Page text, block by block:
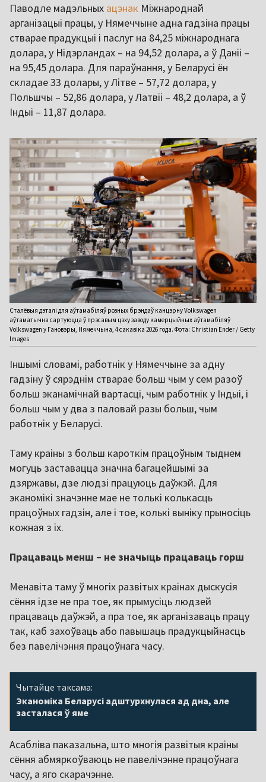
Паводле мадэльных ацэнак Міжнароднай
арганізацыі працы, у Нямеччыне адна гадзіна працы
стварае прадукцыі і паслуг на 84,25 міжнароднага
долара, у Нідэрландах – на 94,52 долара, а ў Даніі –
на 95,45 долара. Для параўнання, у Беларусі ён
складае 33 долары, у Літве – 57,72 долара, у
Польшчы – 52,86 долара, у Латвіі – 48,2 долара, а ў
Індыі – 11,87 долара.
Сталёвыя дэталі для аўтамабіляў розных брэндаў канцэрну Volkswagen
аўтаматычна сартуюцца ў прэсавым цэху заводу камерцыйных аўтамабіляў
Volkswagen у Гановэры, Нямеччына, 4 сакавіка 2026 года. Фота: Christian Ender / Getty
Images
Іншымі словамі, работнік у Нямеччыне за адну
гадзіну ў сярэднім стварае больш чым у сем разоў
больш эканамічнай вартасці, чым работнік у Індыі, і
больш чым у два з паловай разы больш, чым
работнік у Беларусі.
Таму краіны з больш кароткім працоўным тыднем
могуць заставацца значна багацейшымі за
дзяржавы, дзе людзі працуюць даўжэй. Для
эканомікі значэнне мае не толькі колькасць
працоўных гадзін, але і тое, колькі выніку прыносіць
кожная з іх.
Працаваць менш – не значыць працаваць горш
Менавіта таму ў многіх развітых краінах дыскусія
сёння ідзе не пра тое, як прымусіць людзей
працаваць даўжэй, а пра тое, як арганізаваць працу
так, каб захоўваць або павышаць прадукцыйнасць
без павелічэння працоўнага часу.
Чытайце таксама:
Эканоміка Беларусі адштурхнулася ад дна, але
засталася ў яме
Асабліва паказальна, што многія развітыя краіны
сёння абмяркоўваюць не павелічэнне працоўнага
часу, а яго скарачэнне.